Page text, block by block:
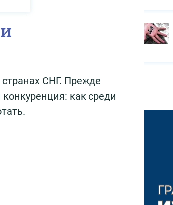
СНГ. Прежде
как среди